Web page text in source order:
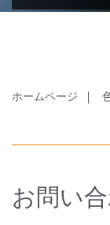
ホームページ
お問い